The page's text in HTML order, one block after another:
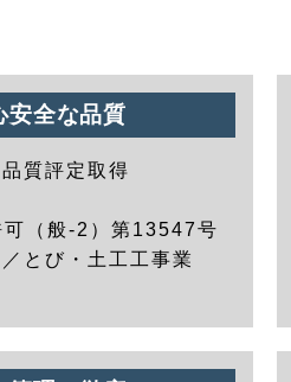
安全な品質
質評定取得
可（般-2）第13547号
とび・土工工事業